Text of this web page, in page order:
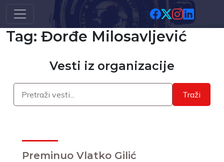
Skip to main content
Tag: Đorđe Milosavljević
Vesti iz organizacije
Traži
Preminuo Vlatko Gilić